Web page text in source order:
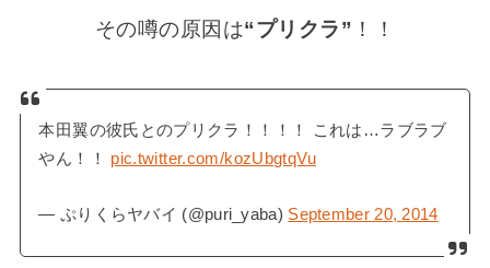
その噂の原因は“プリクラ” ！！
本田翼の彼氏とのプリクラ！！！！ これは…ラブラブ
やん！！ pic.twitter.com/kozUbgtqVu
— ぷりくらヤバイ (@puri_yaba) September 20, 2014